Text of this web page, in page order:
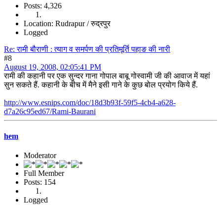
Posts: 4,326
Location: Rudrapur / रुद्रपुर
Logged
Re: रामी बौराणी : त्याग व समर्पण की प्रतिमूर्ति पहाङ की नारी
#8
August 19, 2008, 02:05:41 PM
रामी की कहानी पर एक सुन्दर गाना गोपाल बाबू गोस्वामी जी की आवाज में यहां
सुन सकते हैं. कहानी के बीच में मैने इसी गाने के कुछ बोल प्रयोग किये हैं.
http://www.esnips.com/doc/18d3b93f-59f5-4cb4-a628-
d7a26c95ed67/Rami-Baurani
hem
Moderator
Full Member
Posts: 154
Logged